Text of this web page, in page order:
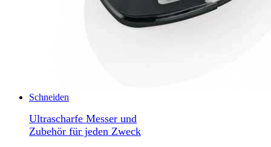
Schneiden
Ultrascharfe Messer und
Zubehör für jeden Zweck